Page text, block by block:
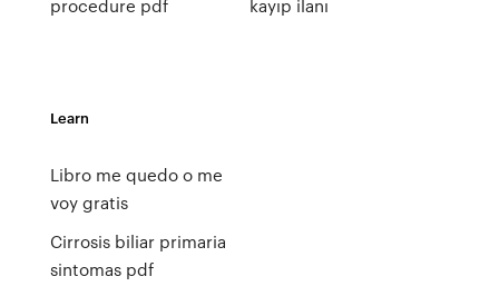
procedure pdf
kayıp ilanı
Learn
Libro me quedo o me
voy gratis
Cirrosis biliar primaria
sintomas pdf